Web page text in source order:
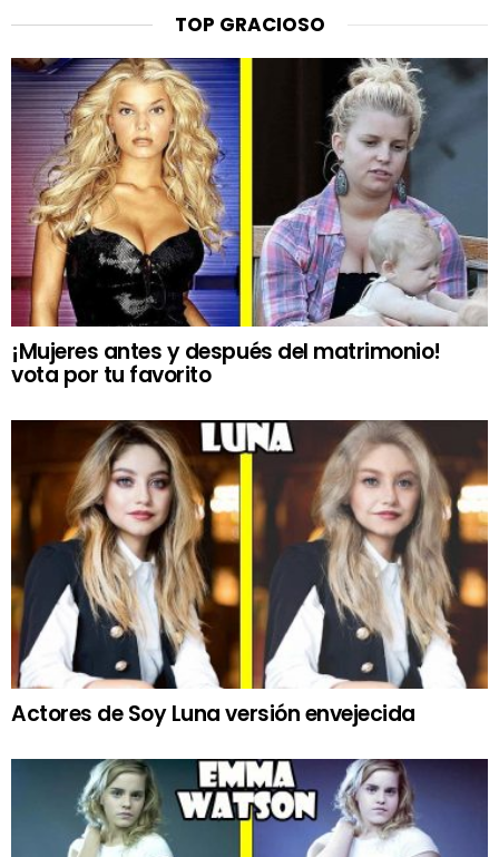
TOP GRACIOSO
¡Mujeres antes y después del matrimonio!
vota por tu favorito
Actores de Soy Luna versión envejecida